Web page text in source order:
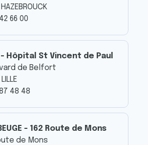
66 00
- Hôpital St Vincent de Paul
de Belfort
48 48
- 162 Route de Mons
de Mons